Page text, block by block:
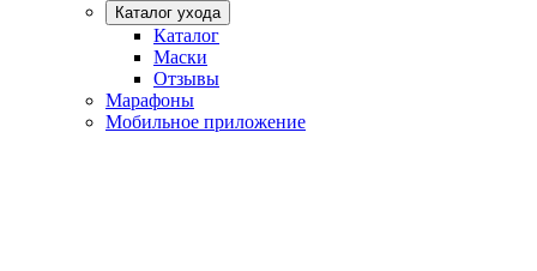
Каталог ухода
Каталог
Маски
Отзывы
Марафоны
Мобильное приложение